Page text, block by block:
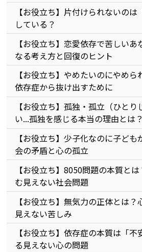
【お役立ち】片付けられないの
している？
【お役立ち】恋愛依存で苦しい
なる考え方と回復のヒント
【お役立ち】やめたいのにやめ
依存症から抜け出すために
【お役立ち】孤独・孤立（ひと
い...孤独を感じる本当の理由とは？
【お役立ち】少子化なのに子ど
会の矛盾と心の孤立
【お役立ち】8050問題の本質と
む見えない社会問題
【お役立ち】無気力の正体とは
見えない苦しみ
【お役立ち】依存症の本質は「
る見えない心の問題